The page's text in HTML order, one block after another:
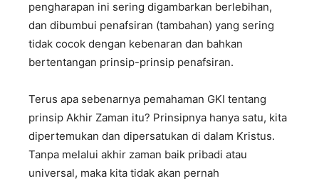
pengharapan ini sering digambarkan berlebihan,
dan dibumbui penafsiran (tambahan) yang sering
tidak cocok dengan kebenaran dan bahkan
bertentangan prinsip-prinsip penafsiran.
Terus apa sebenarnya pemahaman GKI tentang
prinsip Akhir Zaman itu? Prinsipnya hanya satu, kita
dipertemukan dan dipersatukan di dalam Kristus.
Tanpa melalui akhir zaman baik pribadi atau
universal, maka kita tidak akan pernah